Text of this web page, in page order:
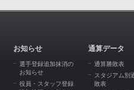
お知らせ
選手登録追加抹消の
お知らせ
役員・スタッフ登録
通算データ
通算勝敗表
スタジアム別
敗表